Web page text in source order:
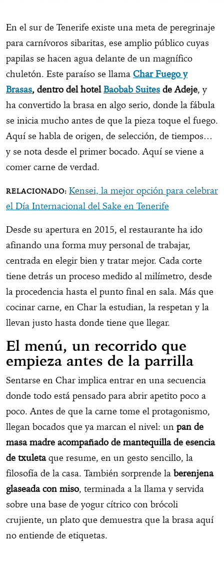
En el sur de Tenerife existe una meta de peregrinaje
para carnívoros sibaritas, ese amplio público cuyas
papilas se hacen agua delante de un magnífico
chuletón. Este paraíso se llama Char Fuego y
Brasas, dentro del hotelBaobab Suites de Adeje, y
ha convertido la brasa en algo serio, donde la fábula
se inicia mucho antes de que la pieza toque el fuego.
Aquí se habla de origen, de selección, de tiempos…
y se nota desde el primer bocado. Aquí se viene a
comer carne de verdad.
Kensei, la mejor opción para celebrar
el Día Internacional del Sake en Tenerife
Desde su apertura en 2015, el restaurante ha ido
afinando una forma muy personal de trabajar,
centrada en elegir bien y tratar mejor. Cada corte
tiene detrás un proceso medido al milímetro, desde
la procedencia hasta el punto final en sala. Más que
cocinar carne, en Char la estudian, la respetan y la
llevan justo hasta donde tiene que llegar.
El menú, un recorrido que
empieza antes de la parrilla
Sentarse en Char implica entrar en una secuencia
donde todo está pensado para abrir apetito poco a
poco. Antes de que la carne tome el protagonismo,
llegan bocados que ya marcan el nivel: un pan de
masa madre acompañado de mantequilla de esencia
de txuletaque resume, en un gesto sencillo, la
filosofía de la casa. También sorprende la berenjena
glaseada con miso, terminada a la llama y servida
sobre una base de yogur cítrico con brócoli
crujiente, un plato que demuestra que la brasa aquí
no entiende de etiquetas.